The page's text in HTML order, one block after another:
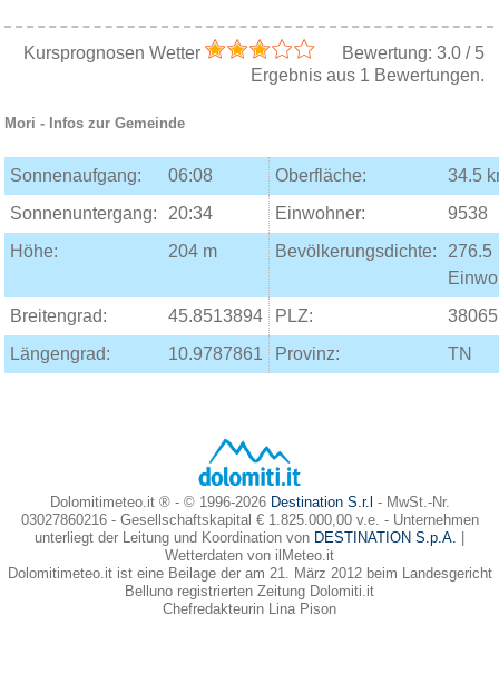
Kursprognosen Wetter Bewertung: 3.0/ 5
Ergebnis aus 1 Bewertungen.
Mori - Infos zur Gemeinde
Sonnenaufgang: 06:08 Oberfläche:
34.5
Sonnenuntergang:
20:34 Einwohner:
9538
Höhe:
204 m Bevölkerungsdichte:
276.5
Breitengrad:
45.8513894 PLZ:
38065
Längengrad:
10.9787861 Provinz: TN
Dolomitimeteo.it ® - © 1996-2026 Destination S.r.l - MwSt.-Nr.
03027860216 - Gesellschaftskapital € 1.825.000,00 v.e. - Unternehmen
unterliegt der Leitung und Koordination von DESTINATION S.p.A.
Wetterdaten von ilMeteo.it
Dolomitimeteo.it ist eine Beilage der am 21. März 2012 beim Landesgericht
Belluno registrierten Zeitung Dolomiti.it
Chefredakteurin Lina Pison